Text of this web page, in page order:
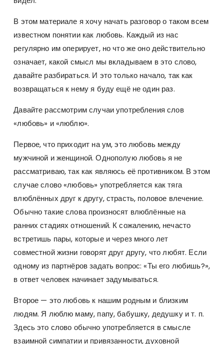
В этом материале я хочу начать разговор о таком всем
известном понятии как любовь. Каждый из нас
регулярно им оперирует, но что же оно действительно
означает, какой смысл мы вкладываем в это слово,
давайте разбираться. И это только начало, так как
возвращаться к нему я буду ещё не один раз.
Давайте рассмотрим случаи употребления слов
«любовь» и «люблю».
Первое, что приходит на ум, это любовь между
мужчиной и женщиной. Однополую любовь я не
рассматриваю, так как являюсь её противником. В этом
случае слово «любовь» употребляется как тяга
влюблённых друг к другу, страсть, половое влечение.
Обычно такие слова произносят влюблённые на
ранних стадиях отношений. К сожалению, нечасто
встретишь пары, которые и через много лет
совместной жизни говорят друг другу, что любят. Если
одному из партнёров задать вопрос: «Ты его любишь?»,
в ответ человек начинает задумываться.
Второе — это любовь к нашим родным и близким
людям. Я люблю маму, папу, бабушку, дедушку и т. п.
Здесь это слово обычно употребляется в смысле
взаимной симпатии и привязанности, духовной